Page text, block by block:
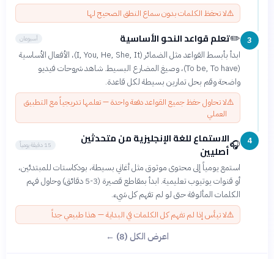
⚠️لا تحفظ الكلمات بدون سماع النطق الصحيح لها
3
✏️تعلم قواعد النحو الأساسية أسبوعان
ابدأ بأبسط القواعد مثل الضمائر (I, You, He, She, It)، الأفعال الأساسية
(To be, To have)، وصيغ المضارع البسيط. شاهد شروحات فيديو
واضحة وقم بحل تمارين بسيطة لكل قاعدة.
⚠️لا تحاول حفظ جميع القواعد دفعة واحدة — تعلمها تدريجياً مع التطبيق
العملي
4
🎧الاستماع للغة الإنجليزية من متحدثين
أصليين
15 دقيقة يومياً
استمع يومياً إلى محتوى موثوق مثل أغاني بسيطة، بودكاستات للمبتدئين،
أو قنوات يوتيوب تعليمية. ابدأ بمقاطع قصيرة (3-5 دقائق) وحاول فهم
الكلمات المألوفة حتى لو لم تفهم كل شيء.
⚠️لا تيأس إذا لم تفهم كل الكلمات في البداية — هذا طبيعي جداً
اعرض الكل (8) ←